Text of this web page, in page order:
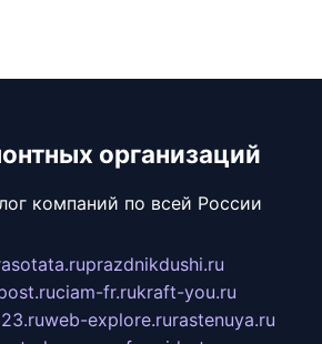
организаций
компаний по всей России
prazdnikdushi.ru
ciam-fr.rukraft-you.ru
web-explore.rurastenuya.ru